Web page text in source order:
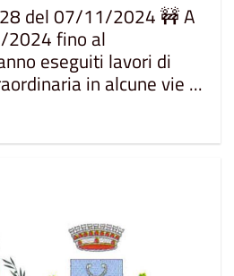
del 07/11/2024 🚧 A
fino al
eseguiti lavori di
in alcune vie ...